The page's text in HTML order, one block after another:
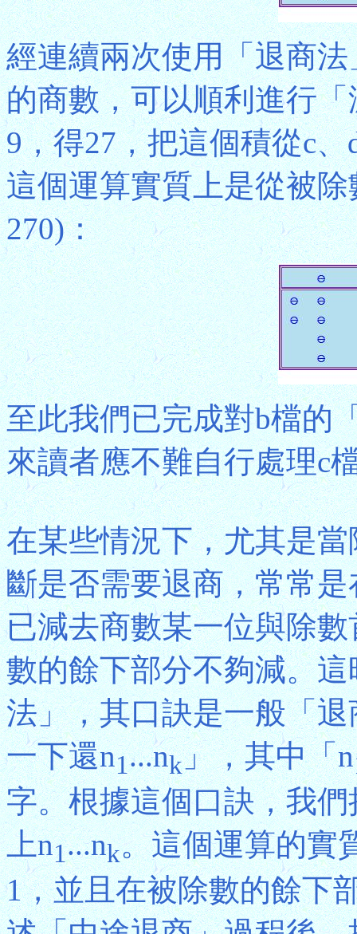
經連續兩次使用「退商
的商數，可以順利進行
9，得27，把這個積從c
這個運算實質上是從被
270)：
至此我們已完成對b檔的
來讀者應不難自行處理c
在某些情況下，尤其是
斷是否需要退商，常常
已減去商數某一位與除
數的餘下部分不夠減。
法」，其口訣是一般「
一下還n1...nk」，其中「n
字。根據這個口訣，我
上n1...nk。這個運算的實
1，並且在被除數的餘下